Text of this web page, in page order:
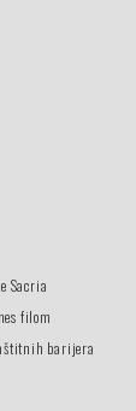
Sacria
filom
barijera